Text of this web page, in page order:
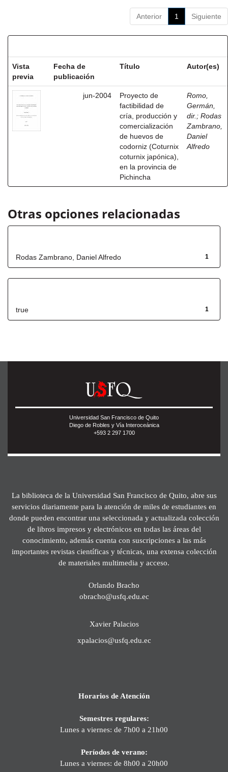
Anterior 1 Siguiente
Vista
previa
Fecha de
publicación
Título Autor(es)
jun-2004
Proyecto de
factibilidad de
cría, producción y
comercialización
de huevos de
codorniz (Coturnix
coturnix japónica),
en la provincia de
Pichincha
Romo,
Germán,
dir. ; Rodas
Zambrano,
Daniel
Alfredo
Otras opciones relacionadas
1
Rodas Zambrano, Daniel Alfredo
1
true
Universidad San Francisco de Quito
Diego de Robles y Vía Interoceánica
+593 2 297 1700
La biblioteca de la Universidad San Francisco de Quito, abre sus
servicios diariamente para la atención de miles de estudiantes en
donde pueden encontrar una seleccionada y actualizada colección
de libros impresos y electrónicos en todas las áreas del
conocimiento, además cuenta con suscripciones a las más
importantes revistas científicas y técnicas, una extensa colección
de materiales multimedia y acceso.
Orlando Bracho
obracho@usfq.edu.ec
Xavier Palacios
xpalacios@usfq.edu.ec
Horarios de Atención
Semestres regulares:
Lunes a viernes: de 7h00 a 21h00
Períodos de verano:
Lunes a viernes: de 8h00 a 20h00